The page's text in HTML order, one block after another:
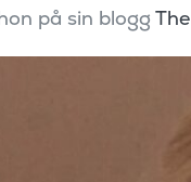
på sin blogg